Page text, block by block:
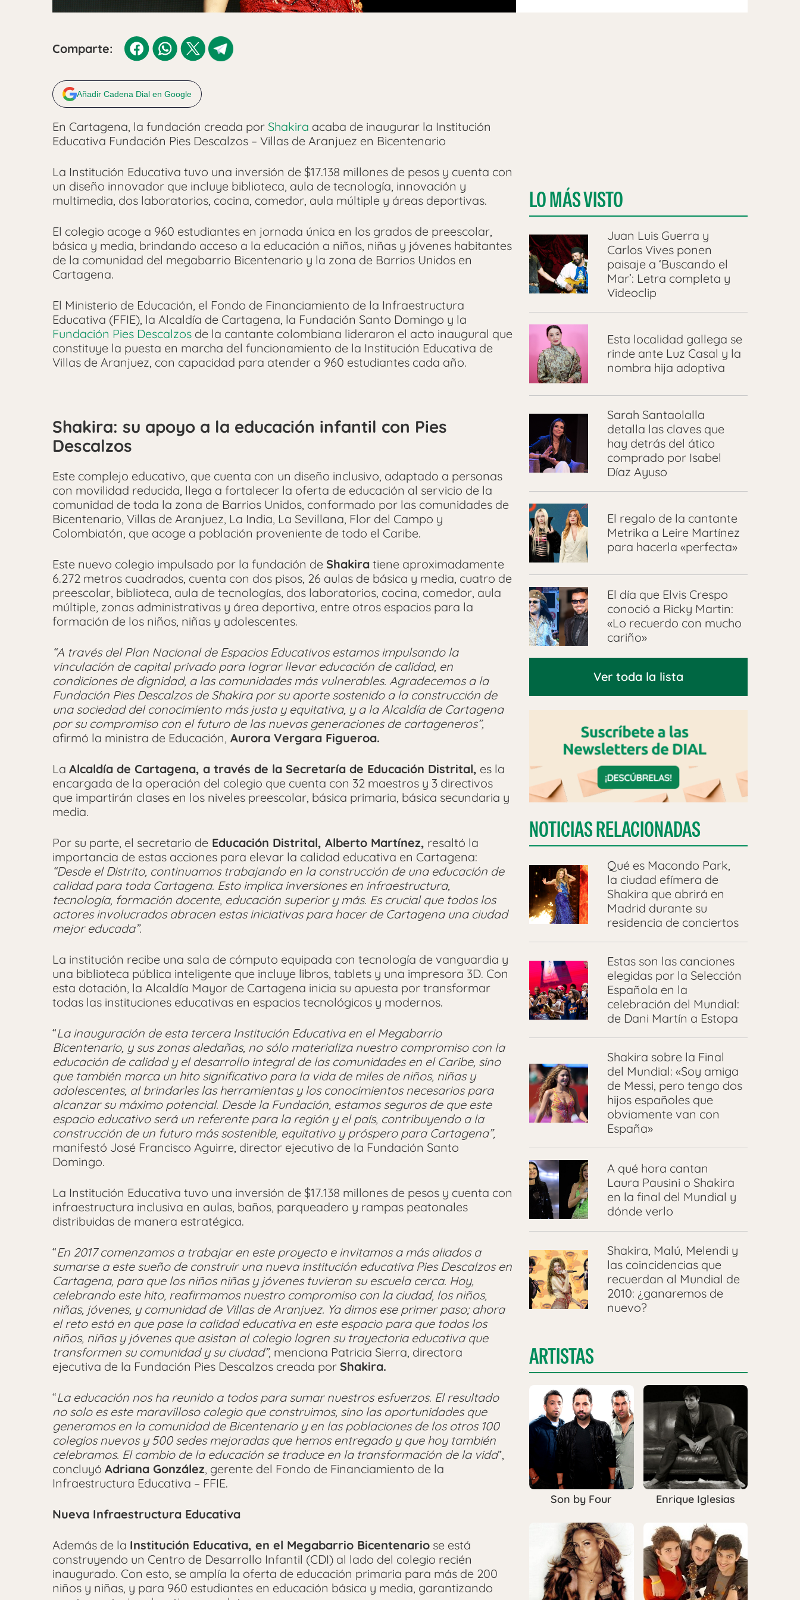
Comparte:
Añadir Cadena Dial en Google
En Cartagena, la fundación creada por Shakira acaba de inaugurar la Institución
Educativa Fundación Pies Descalzos – Villas de Aranjuez en Bicentenario
La Institución Educativa tuvo una inversión de $17.138 millones de pesos y cuenta con
un diseño innovador que incluye biblioteca, aula de tecnología, innovación y
multimedia, dos laboratorios, cocina, comedor, aula múltiple y áreas deportivas.
El colegio acoge a 960 estudiantes en jornada única en los grados de preescolar,
básica y media, brindando acceso a la educación a niños, niñas y jóvenes habitantes
de la comunidad del megabarrio Bicentenario y la zona de Barrios Unidos en
Cartagena.
El Ministerio de Educación, el Fondo de Financiamiento de la Infraestructura
Educativa (FFIE), la Alcaldía de Cartagena, la Fundación Santo Domingo y la
Fundación Pies Descalzos de la cantante colombiana lideraron el acto inaugural que
constituye la puesta en marcha del funcionamiento de la Institución Educativa de
Villas de Aranjuez, con capacidad para atender a 960 estudiantes cada año.
Shakira: su apoyo a la educación infantil con Pies
Descalzos
Este complejo educativo, que cuenta con un diseño inclusivo, adaptado a personas
con movilidad reducida, llega a fortalecer la oferta de educación al servicio de la
comunidad de toda la zona de Barrios Unidos, conformado por las comunidades de
Bicentenario, Villas de Aranjuez, La India, La Sevillana, Flor del Campo y
Colombiatón, que acoge a población proveniente de todo el Caribe.
Este nuevo colegio impulsado por la fundación de Shakira tiene aproximadamente
6.272 metros cuadrados, cuenta con dos pisos, 26 aulas de básica y media, cuatro de
preescolar, biblioteca, aula de tecnologías, dos laboratorios, cocina, comedor, aula
múltiple, zonas administrativas y área deportiva, entre otros espacios para la
formación de los niños, niñas y adolescentes.
“A través del Plan Nacional de Espacios Educativos estamos impulsando la
vinculación de capital privado para lograr llevar educación de calidad, en
condiciones de dignidad, a las comunidades más vulnerables. Agradecemos a la
Fundación Pies Descalzos de Shakira por su aporte sostenido a la construcción de
una sociedad del conocimiento más justa y equitativa, y a la Alcaldía de Cartagena
por su compromiso con el futuro de las nuevas generaciones de cartageneros”,
afirmó la ministra de Educación, Aurora Vergara Figueroa.
La Alcaldía de Cartagena, a través de la Secretaría de Educación Distrital, es la
encargada de la operación del colegio que cuenta con 32 maestros y 3 directivos
que impartirán clases en los niveles preescolar, básica primaria, básica secundaria y
media.
Por su parte, el secretario de Educación Distrital, Alberto Martínez, resaltó la
importancia de estas acciones para elevar la calidad educativa en Cartagena:
“Desde el Distrito, continuamos trabajando en la construcción de una educación de
calidad para toda Cartagena. Esto implica inversiones en infraestructura,
tecnología, formación docente, educación superior y más. Es crucial que todos los
actores involucrados abracen estas iniciativas para hacer de Cartagena una ciudad
mejor educada”.
La institución recibe una sala de cómputo equipada con tecnología de vanguardia y
una biblioteca pública inteligente que incluye libros, tablets y una impresora 3D. Con
esta dotación, la Alcaldía Mayor de Cartagena inicia su apuesta por transformar
todas las instituciones educativas en espacios tecnológicos y modernos.
“La inauguración de esta tercera Institución Educativa en el Megabarrio
Bicentenario, y sus zonas aledañas, no sólo materializa nuestro compromiso con la
educación de calidad y el desarrollo integral de las comunidades en el Caribe, sino
que también marca un hito significativo para la vida de miles de niños, niñas y
adolescentes, al brindarles las herramientas y los conocimientos necesarios para
alcanzar su máximo potencial. Desde la Fundación, estamos seguros de que este
espacio educativo será un referente para la región y el país, contribuyendo a la
construcción de un futuro más sostenible, equitativo y próspero para Cartagena”,
manifestó José Francisco Aguirre, director ejecutivo de la Fundación Santo
Domingo.
La Institución Educativa tuvo una inversión de $17.138 millones de pesos y cuenta con
infraestructura inclusiva en aulas, baños, parqueadero y rampas peatonales
distribuidas de manera estratégica.
“En 2017 comenzamos a trabajar en este proyecto e invitamos a más aliados a
sumarse a este sueño de construir una nueva institución educativa Pies Descalzos en
Cartagena, para que los niños niñas y jóvenes tuvieran su escuela cerca. Hoy,
celebrando este hito, reafirmamos nuestro compromiso con la ciudad, los niños,
niñas, jóvenes, y comunidad de Villas de Aranjuez. Ya dimos ese primer paso; ahora
el reto está en que pase la calidad educativa en este espacio para que todos los
niños, niñas y jóvenes que asistan al colegio logren su trayectoria educativa que
transformen su comunidad y su ciudad”, menciona Patricia Sierra, directora
ejecutiva de la Fundación Pies Descalzos creada por Shakira.
“La educación nos ha reunido a todos para sumar nuestros esfuerzos. El resultado
no solo es este maravilloso colegio que construimos, sino las oportunidades que
generamos en la comunidad de Bicentenario y en las poblaciones de los otros 100
colegios nuevos y 500 sedes mejoradas que hemos entregado y que hoy también
celebramos. El cambio de la educación se traduce en la transformación de la vida”,
concluyó Adriana González, gerente del Fondo de Financiamiento de la
Infraestructura Educativa – FFIE.
Nueva Infraestructura Educativa
Además de la Institución Educativa, en el Megabarrio Bicentenario se está
construyendo un Centro de Desarrollo Infantil (CDI) al lado del colegio recién
inaugurado. Con esto, se amplía la oferta de educación primaria para más de 200
niños y niñas, y para 960 estudiantes en educación básica y media, garantizando
LO MÁS VISTO
Juan Luis Guerra y
Carlos Vives ponen
paisaje a ‘Buscando el
Mar’: Letra completa y
Videoclip
Esta localidad gallega se
rinde ante Luz Casal y la
nombra hija adoptiva
Sarah Santaolalla
detalla las claves que
hay detrás del ático
comprado por Isabel
Díaz Ayuso
El regalo de la cantante
Metrika a Leire Martínez
para hacerla «perfecta»
El día que Elvis Crespo
conoció a Ricky Martin:
«Lo recuerdo con mucho
cariño»
Ver toda la lista
NOTICIAS RELACIONADAS
Qué es Macondo Park,
la ciudad efímera de
Shakira que abrirá en
Madrid durante su
residencia de conciertos
Estas son las canciones
elegidas por la Selección
Española en la
celebración del Mundial:
de Dani Martín a Estopa
Shakira sobre la Final
del Mundial: «Soy amiga
de Messi, pero tengo dos
hijos españoles que
obviamente van con
España»
A qué hora cantan
Laura Pausini o Shakira
en la final del Mundial y
dónde verlo
Shakira, Malú, Melendi y
las coincidencias que
recuerdan al Mundial de
2010: ¿ganaremos de
nuevo?
ARTISTAS
Son by Four Enrique Iglesias